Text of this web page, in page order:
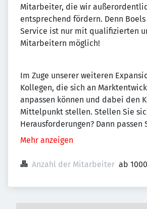
Mitarbeiter, die wir
entsprechend fördern. Denn
Service ist nur mit qualifizierten
Mitarbeitern möglich!
Im Zuge unserer weiteren
Kollegen, die sich an
anpassen können und dabei den
Mittelpunkt stellen. Stellen Sie
Herausforderungen? Dann passen
Mehr anzeigen
Anzahl der Mitarbeiter ab